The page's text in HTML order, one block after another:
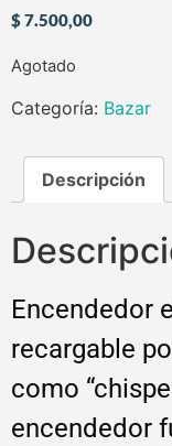
$7.500,00
Agotado
Categoría: Bazar
Descripción
Encendedor
recargable
como
encendedor